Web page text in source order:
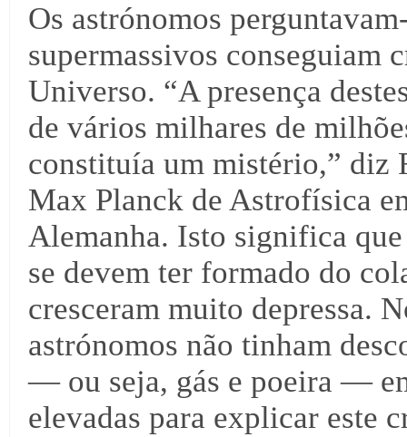
Os astrónomos
supermassivos conseguiam
Universo. “A presença
de vários milhares de
constituía um mistério,” diz
Max Planck de Astrofísica
Alemanha. Isto significa
se devem ter formado do
cresceram muito depressa.
astrónomos não tinham
— ou seja, gás e poeira —
elevadas para explicar este